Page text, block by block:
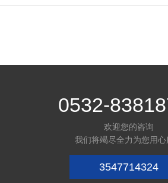
0532-
欢迎您的咨询
我们将竭尽全力为您用心
3547714324